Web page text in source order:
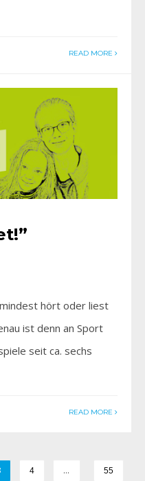
READ MORE
hört oder liest
ist denn an Sport
seit ca. sechs
READ MORE
4 … 55